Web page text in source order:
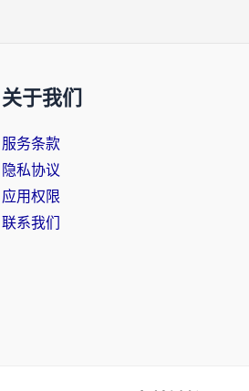
关于我们
服务条款
隐私协议
应用权限
联系我们